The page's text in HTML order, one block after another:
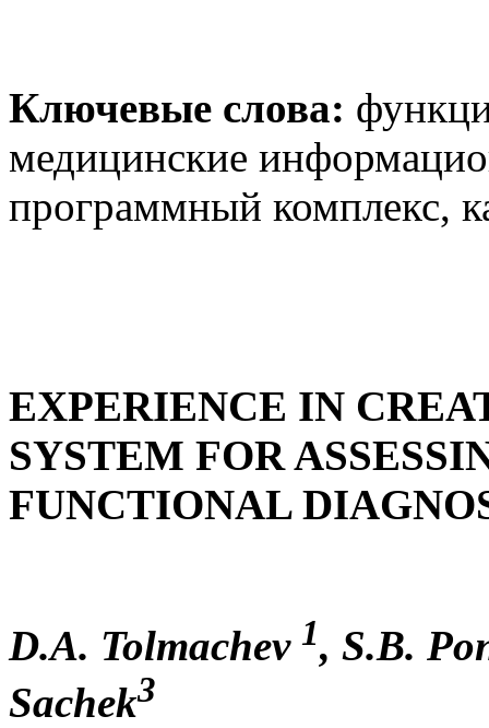
Ключевые слова:
медицинские
программный комплекс,
EXPERIENCE IN
SYSTEM FOR
FUNCTIONAL
D.A. Tolmachev 1, S.B.
Sachek3